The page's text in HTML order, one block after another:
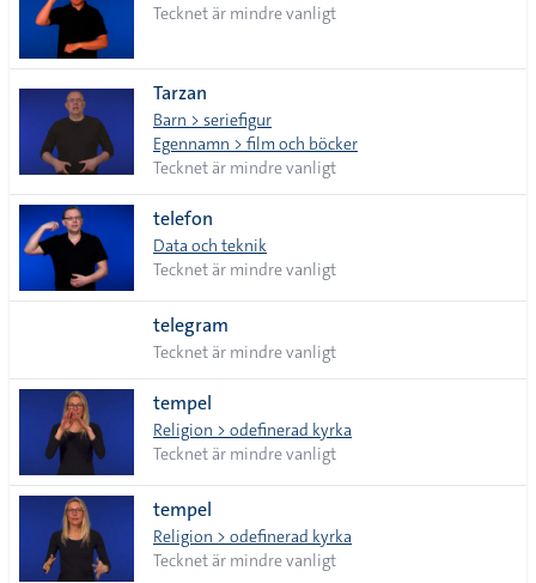
lista
Tecknet är mindre vanligt
Tarzan
Barn > seriefigur
Egennamn > film och böcker
Tecknet är mindre vanligt
telefon
Data och teknik
Tecknet är mindre vanligt
telegram
Tecknet är mindre vanligt
tempel
Religion > odefinerad kyrka
Tecknet är mindre vanligt
tempel
Religion > odefinerad kyrka
Tecknet är mindre vanligt